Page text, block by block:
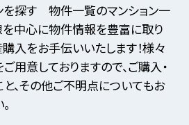
を探す 物件一覧のマンション一
を中心に物件情報を豊富に取り
入をお手伝いいたします！様々
用意しておりますので、ご購入・
、その他ご不明点についてもお